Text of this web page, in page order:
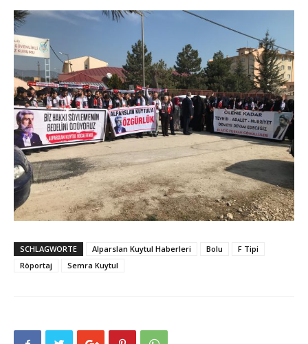
SCHLAGWORTE Alparslan Kuytul Haberleri Bolu
F Tipi
Röportaj
Semra Kuytul